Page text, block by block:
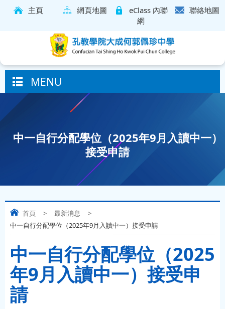
主頁 網頁地圖
eClass 內聯
網
聯絡地圖
MENU
中一自行分配學位（2025年9月入讀中一）
接受申請
首頁 > 最新消息
>
中一自行分配學位（2025年9月入讀中一）接受申請
中一自行分配學位（2025
年9月入讀中一）接受申
請